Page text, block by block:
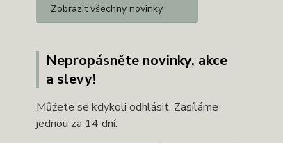
Zobrazit všechny novinky
Nepropásněte novinky, akce
a slevy!
Můžete se kdykoli odhlásit. Zasíláme
jednou za 14 dní.